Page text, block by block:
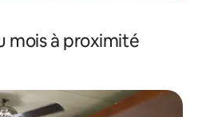
mois à proximité